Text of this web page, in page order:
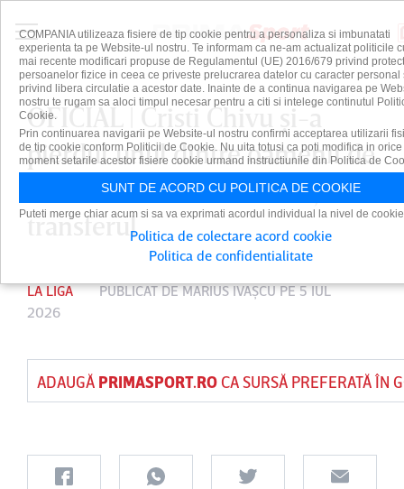
OFICIAL | Cristi Chivu şi-a
pierdut unul dintre oamenii de
bază! Real Madrid a anunţat
transferul
LA LIGA PUBLICAT DEMARIUS IVAŞCUPE 5 IUL
2026
ADAUGĂ PRIMASPORT.ROCA SURSĂ PREFERATĂ ÎN
COMPANIA utilizeaza fisiere de tip cookie pentru a personaliza si imbunatati
experienta ta pe Website-ul nostru. Te informam ca ne-am actualizat politicile
mai recente modificari propuse de Regulamentul (UE) 2016/679 privind
persoanelor fizice in ceea ce priveste prelucrarea datelor cu caracter personal
privind libera circulatie a acestor date. Inainte de a continua navigarea pe
nostru te rugam sa aloci timpul necesar pentru a citi si intelege continutul
Cookie.
Prin continuarea navigarii pe Website-ul nostru confirmi acceptarea utilizarii
de tip cookie conform Politicii de Cookie. Nu uita totusi ca poti modifica in orice
moment setarile acestor fisiere cookie urmand instructiunile din Politica de
SUNT DE ACORD CU POLITICA DE COOKIE
Puteti merge chiar acum si sa va exprimati acordul individual la nivel de
Politica de colectare acord cookie
Politica de confidentialitate